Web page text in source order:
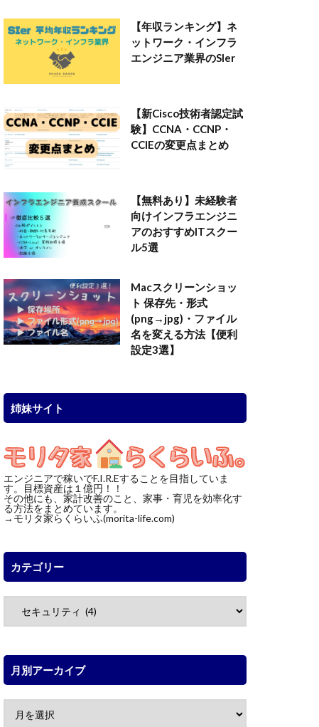
【年収ランキング】ネ
ットワーク・インフラ
エンジニア業界のSIer
【新Cisco技術者認定試
験】CCNA・CCNP・
CCIEの変更点まとめ
【無料あり】未経験者
向けインフラエンジニ
アのおすすめITスクー
ル5選
Macスクリーンショッ
ト 保存先・形式
(png→jpg)・ファイル
名を変える方法【便利
設定3選】
姉妹サイト
エンジニアで稼いでF.I.R.Eすることを目指していま
す。目標資産は１億円！！
その他にも、家計改善のこと、家事・育児を効率化す
る方法をまとめています。
→モリタ家らくらいふ(morita-life.com)
カテゴリー
月別アーカイブ